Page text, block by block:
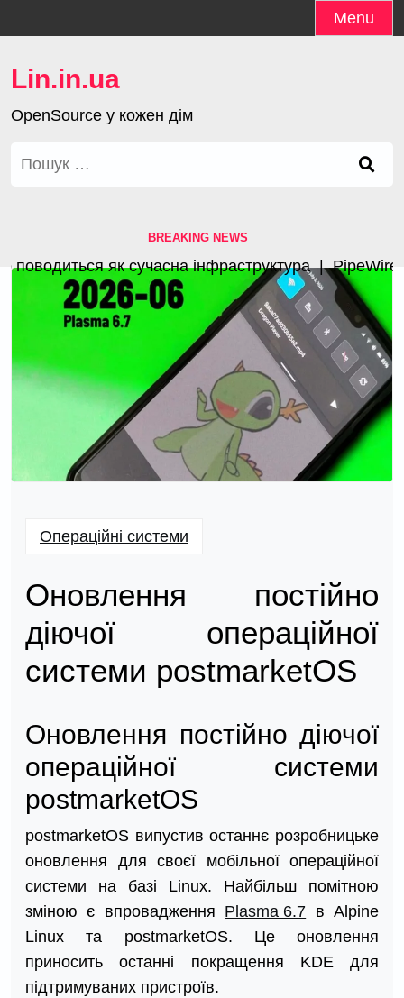
to
Menu
Lin.in.ua
OpenSource у кожен дім
Пошук:
BREAKING NEWS
як сучасна інфраструктура |PipeWire
Операційні системи
Оновлення постійно
діючої операційної
системи postmarketOS
Оновлення постійно діючої
операційної системи
postmarketOS
postmarketOS випустив останнє розробницьке
оновлення для своєї мобільної операційної
системи на базі Linux. Найбільш помітною
зміною є впровадження Plasma 6.7 в Alpine
Linux та postmarketOS. Це оновлення
приносить останні покращення KDE для
підтримуваних пристроїв.